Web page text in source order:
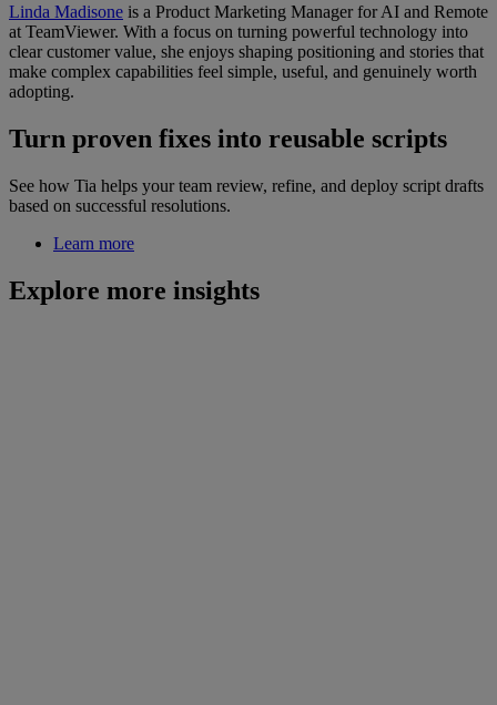
Linda Madisone is a Product Marketing Manager for AI and Remote
at TeamViewer. With a focus on turning powerful technology into
clear customer value, she enjoys shaping positioning and stories that
make complex capabilities feel simple, useful, and genuinely worth
adopting.
Turn proven fixes into reusable scripts
See how Tia helps your team review, refine, and deploy script drafts
based on successful resolutions.
Learn more
Explore more insights